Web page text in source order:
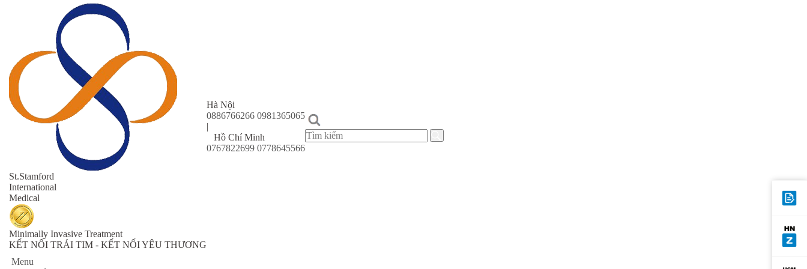
St.Stamford
International
Medical
Minimally Invasive Treatment
KẾT NỐI TRÁI TIM - KẾT NỐI YÊU THƯƠNG
Hà Nội
0886766266 0981365065
|
Hồ Chí Minh
0767822699 0778645566
Menu